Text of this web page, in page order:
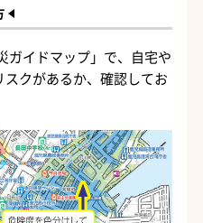
ガイドマップ」で、自宅や
クがあるか、確認してお